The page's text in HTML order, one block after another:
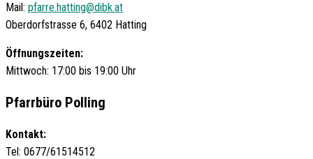
Mail: pfarre.hatting@dibk.at
Oberdorfstrasse 6, 6402 Hatting
Öffnungszeiten:
Mittwoch: 17:00 bis 19:00 Uhr
Pfarrbüro Polling
Kontakt:
Tel: 0677/61514512